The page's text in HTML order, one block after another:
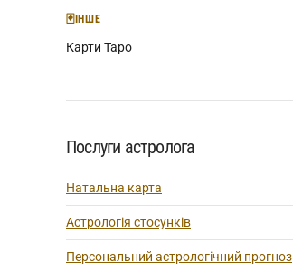
🃏ІНШЕ
Карти Таро
Послуги астролога
Натальна карта
Астрологія стосунків
Персональний астрологічний прогноз